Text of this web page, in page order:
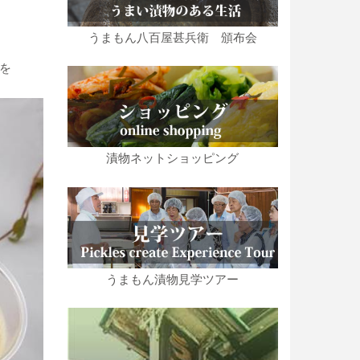
うまもん八百屋甚兵衛 頒布会
漬物ネットショッピング
うまもん漬物見学ツアー